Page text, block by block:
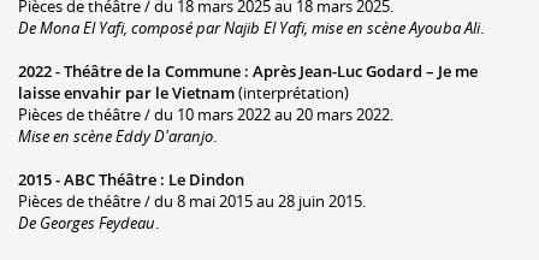
Pièces de théâtre / du 18 mars 2025 au 18 mars 2025.
De Mona El Yafi, composé par Najib El Yafi, mise en scène Ayouba Ali.
2022 -Théâtre de la Commune : Après Jean-Luc Godard – Je me
laisse envahir par le Vietnam(interprétation)
Pièces de théâtre / du 10 mars 2022 au 20 mars 2022.
Mise en scène Eddy D'aranjo.
2015 -ABC Théâtre : Le Dindon
Pièces de théâtre / du 8 mai 2015 au 28 juin 2015.
De Georges Feydeau.